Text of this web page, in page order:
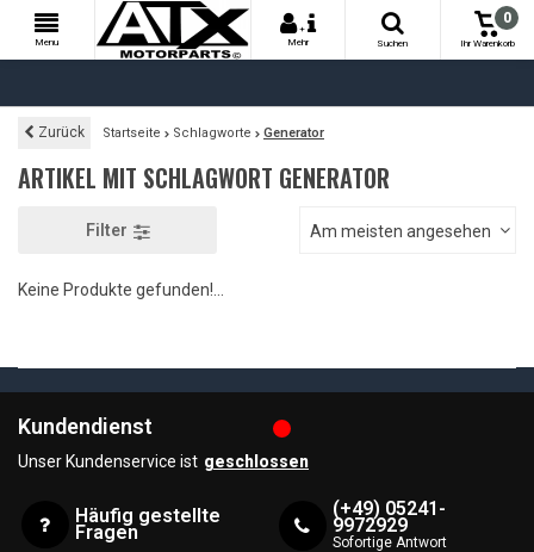
Menu
+
Mehr
Suchen
0
Ihr Warenkorb
Zurück Startseite Schlagworte Generator
ARTIKEL MIT SCHLAGWORT GENERATOR
Filter Am meisten angesehen
Keine Produkte gefunden!...
Kundendienst
Unser Kundenservice ist geschlossen
Häufig gestellte
Fragen
(+49) 05241-
9972929
Sofortige Antwort